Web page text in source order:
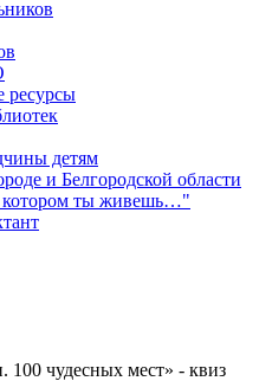
ресурсы
детям
и Белгородской области
котором ты живешь…"
100 чудесных мест» - квиз